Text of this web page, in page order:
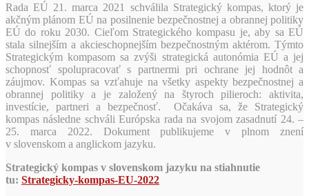
Rada EÚ 21. marca 2021 schválila Strategický kompas, ktorý je
akčným plánom EÚ na posilnenie bezpečnostnej a obrannej politiky
EÚ do roku 2030. Cieľom Strategického kompasu je, aby sa EÚ
stala silnejším a akcieschopnejším bezpečnostným aktérom. Týmto
Strategickým kompasom sa zvýši strategická autonómia EÚ a jej
schopnosť spolupracovať s partnermi pri ochrane jej hodnôt a
záujmov. Kompas sa vzťahuje na všetky aspekty bezpečnostnej a
obrannej politiky a je založený na štyroch pilieroch: aktivita,
investície, partneri a bezpečnosť. Očakáva sa, že Strategický
kompas následne schváli Európska rada na svojom zasadnutí 24. –
25. marca 2022. Dokument publikujeme v plnom znení
v slovenskom a anglickom jazyku.
Strategický kompas v slovenskom jazyku na stiahnutie
tu: Strategicky-kompas-EU-2022